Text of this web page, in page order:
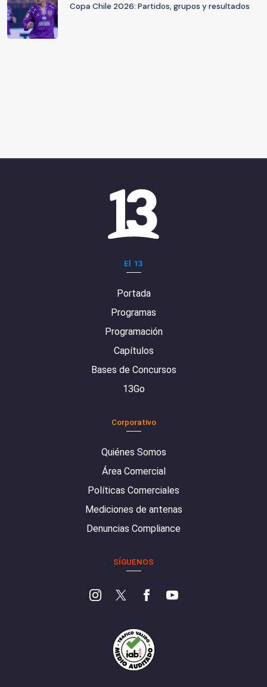
Copa Chile 2026: Partidos, grupos y resultados
El 13
Portada
Programas
Programación
Capítulos
Bases de Concursos
13Go
Corporativo
Quiénes Somos
Área Comercial
Políticas Comerciales
Mediciones de antenas
Denuncias Compliance
SÍGUENOS